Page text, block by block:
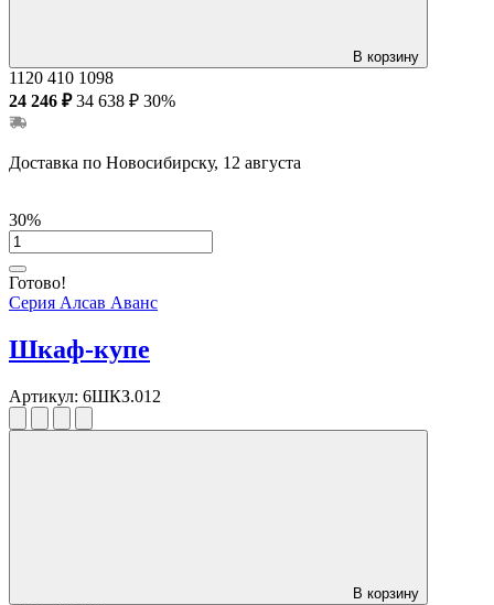
В корзину
1120 410 1098
24 246 ₽ 34 638 ₽ 30%
Доставка по Новосибирску, 12 августа
30%
Готово!
Серия Алсав Аванс
Шкаф-купе
Артикул: 6ШКЗ.012
В корзину